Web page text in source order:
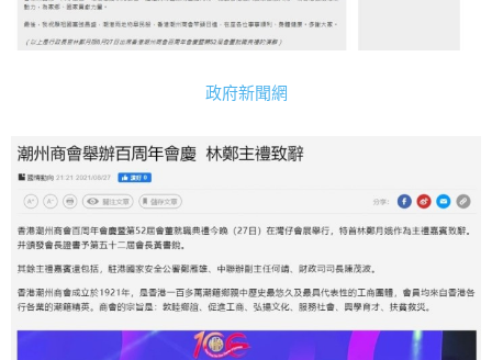
政府新聞網